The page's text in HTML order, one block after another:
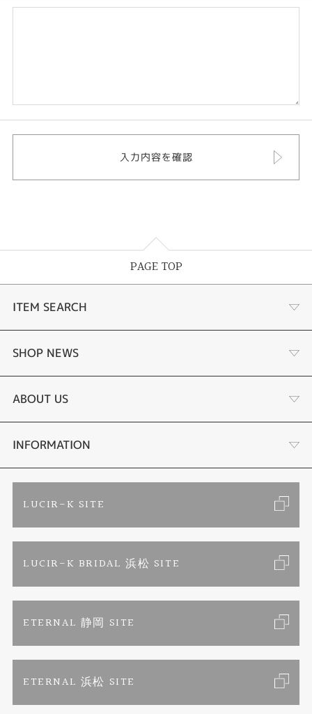
PAGE TOP
ITEM SEARCH
婚約指輪
結婚指輪
セットリング
エタニティリング
婚約ネックレス
真珠ネックレス
SHOP NEWS
商品一覧
ブランドリスト
トピックス
リフォーム
ABOUT US
店舗情報・会社概要
お問い合わせ
INFORMATION
特定商取引に関する表記
LUCIR-K SITE
LUCIR-K BRIDAL 浜松 SITE
ETERNAL 静岡 SITE
ETERNAL 浜松 SITE